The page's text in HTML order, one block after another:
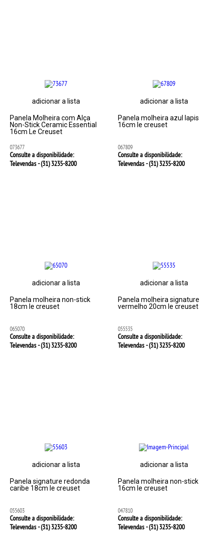
adicionar a lista
Panela Molheira com Alça
Non-Stick Ceramic Essential
16cm Le Creuset
073677
Consulte a disponibilidade:
Televendas - (31)3235-8200
adicionar a lista
Panela molheira azul lapis
16cm le creuset
067809
Consulte a disponibilidade:
Televendas - (31)3235-8200
adicionar a lista
Panela molheira non-stick
18cm le creuset
065070
Consulte a disponibilidade:
Televendas - (31)3235-8200
adicionar a lista
Panela molheira signature
vermelho 20cm le creuset
055535
Consulte a disponibilidade:
Televendas - (31)3235-8200
adicionar a lista
Panela signature redonda
caribe 18cm le creuset
055603
Consulte a disponibilidade:
Televendas - (31)3235-8200
adicionar a lista
Panela molheira non-stick
16cm le creuset
047810
Consulte a disponibilidade:
Televendas - (31)3235-8200